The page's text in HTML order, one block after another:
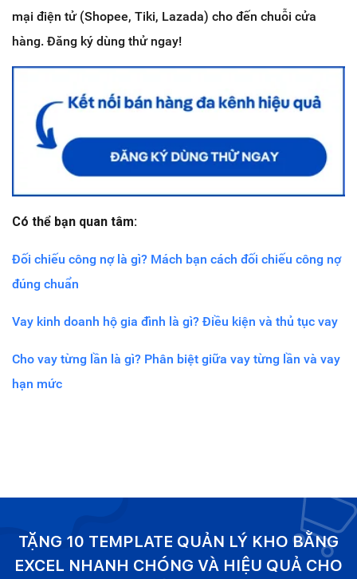
mại điện tử (Shopee, Tiki, Lazada) cho đến chuỗi cửa
hàng. Đăng ký dùng thử ngay!
Có thể bạn quan tâm:
Đối chiếu công nợ là gì? Mách bạn cách đối chiếu công nợ
đúng chuẩn
Vay kinh doanh hộ gia đình là gì? Điều kiện và thủ tục vay
Cho vay từng lần là gì? Phân biệt giữa vay từng lần và vay
hạn mức
TẶNG 10 TEMPLATE QUẢN LÝ KHO BẰNG
EXCEL NHANH CHÓNG VÀ HIỆU QUẢ CHO